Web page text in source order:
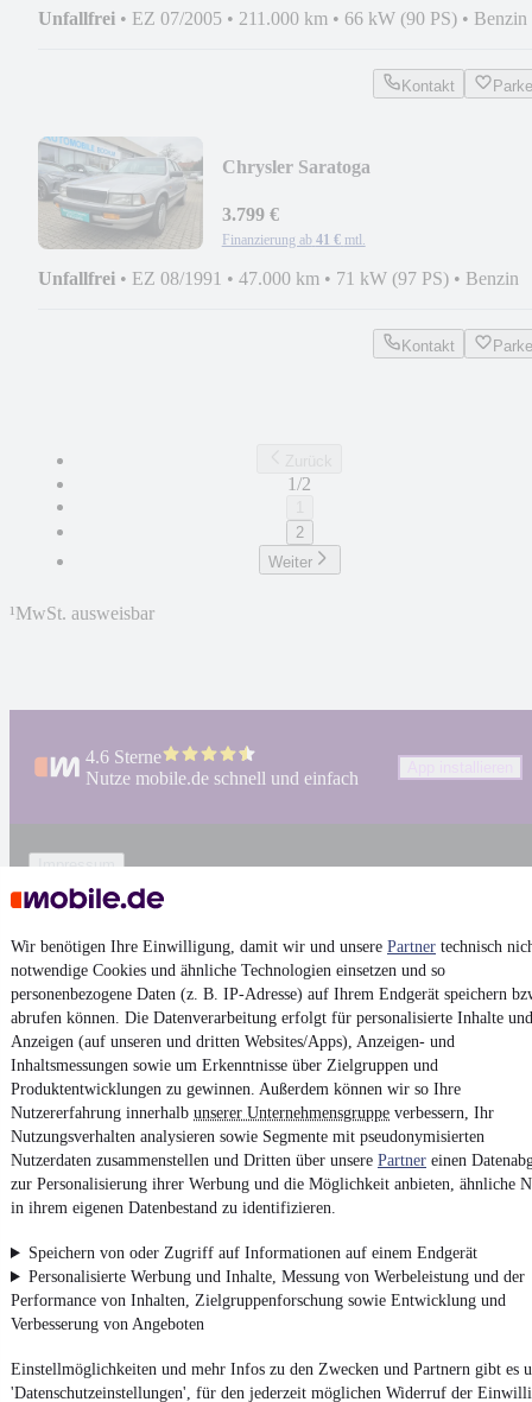
Wir benötigen Ihre Einwilligung, damit wir und unsere Partner technisch
notwendige Cookies und ähnliche Technologien einsetzen und so
personenbezogene Daten (z. B. IP-Adresse) auf Ihrem Endgerät speichern
abrufen können. Die Datenverarbeitung erfolgt für personalisierte Inhalte und
Anzeigen (auf unseren und dritten Websites/Apps), Anzeigen- und
Inhaltsmessungen sowie um Erkenntnisse über Zielgruppen und
Produktentwicklungen zu gewinnen. Außerdem können wir so Ihre
Nutzererfahrung innerhalb unserer Unternehmensgruppe verbessern, Ihr
Nutzungsverhalten analysieren sowie Segmente mit pseudonymisierten
Nutzerdaten zusammenstellen und Dritten über unsere Partner einen
zur Personalisierung ihrer Werbung und die Möglichkeit anbieten, ähnliche
in ihrem eigenen Datenbestand zu identifizieren.
Speichern von oder Zugriff auf Informationen auf einem Endgerät
Personalisierte Werbung und Inhalte, Messung von Werbeleistung und der
Performance von Inhalten, Zielgruppenforschung sowie Entwicklung und
Verbesserung von Angeboten
Einstellmöglichkeiten und mehr Infos zu den Zwecken und Partnern gibt es
'Datenschutzeinstellungen', für den jederzeit möglichen Widerruf der
Unfallfrei • EZ 07/2005 • 211.000 km • 66 kW (90 PS) • Benzin
Kontakt
Chrysler Saratoga
3.799 €
Finanzierung ab 41 € mtl.
Unfallfrei • EZ 08/1991 • 47.000 km • 71 kW (97 PS) • Benzin
Kontakt
1/2
2
Weiter
¹MwSt. ausweisbar
4.6 Sterne
Nutze mobile.de schnell und einfach
Impressum
AGB
Datenschutz
Datenschutzeinstellungen
Erklärung zur Barrierefreiheit
Report Security Vulnerability (English)
Powered by
Entdecke Kleinwagen,SUVundWohnmobile